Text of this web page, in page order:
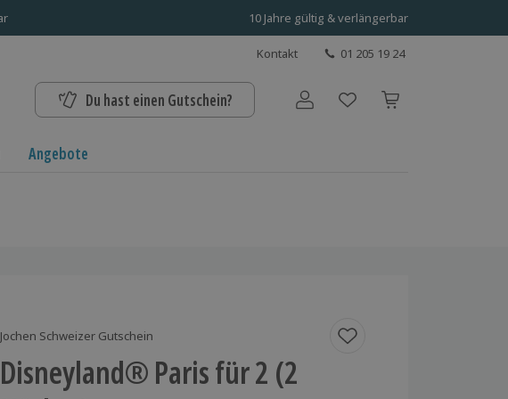
10 Jahre gültig & verlängerbar
Kontakt 01 205 19 24
Du hast einen Gutschein? Benutzerkonto
Angebote
Jochen Schweizer Gutschein
Disneyland® Paris für 2 (2